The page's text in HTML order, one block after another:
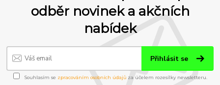
odběr novinek a akčních
nabídek
Přihlásit se
Souhlasím se zpracováním osobních údajůza účelem rozesílky newsletteru.